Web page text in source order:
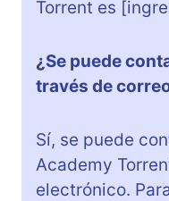
Torrent es
¿Se puede
través de
Sí, se puede
Academy
electrónico.